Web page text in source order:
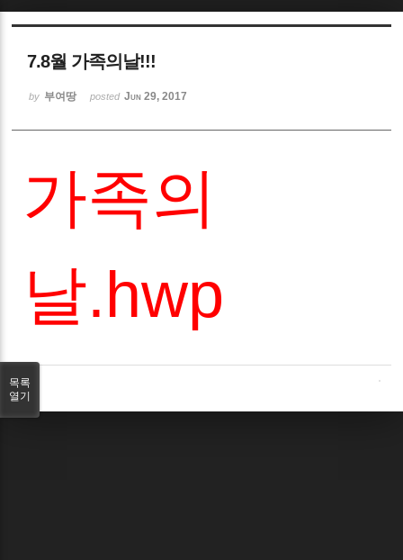
7.8월 가족의날!!!
by 부여땅 posted Jun 29, 2017
가족의
날.hwp
목록
열기
Sketchbook5, 스케치북5
Sketchbook5, 스케치북5